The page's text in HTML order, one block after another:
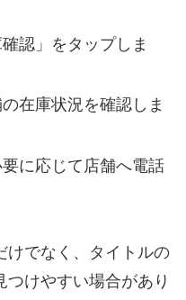
認」をタップしま
在庫状況を確認しま
に応じて店舗へ電話
けでなく、タイトルの
けやすい場合があり